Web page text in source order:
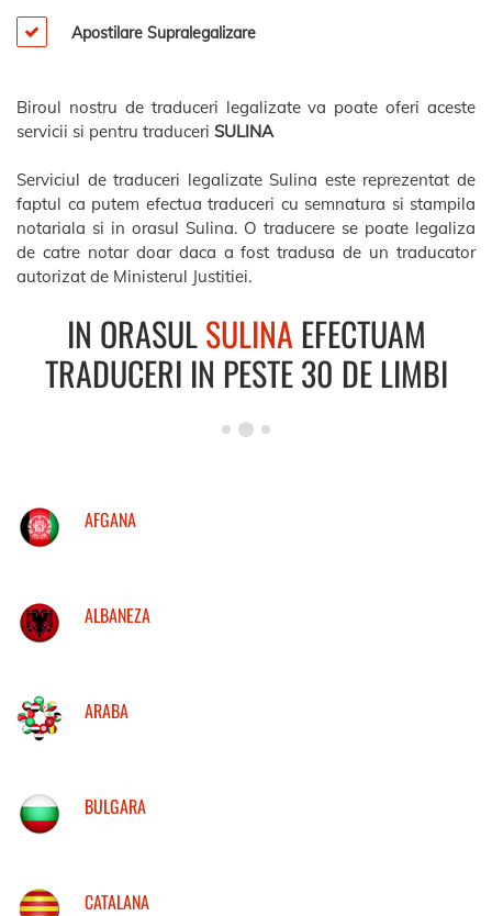
Apostilare Supralegalizare
Biroul nostru de traduceri legalizate va poate oferi aceste
servicii si pentru traduceri SULINA
Serviciul de traduceri legalizate Sulina este reprezentat de
faptul ca putem efectua traduceri cu semnatura si stampila
notariala si in orasul Sulina. O traducere se poate legaliza
de catre notar doar daca a fost tradusa de un traducator
autorizat de Ministerul Justitiei.
IN ORASULSULINA EFECTUAM
TRADUCERI IN PESTE 30 DE LIMBI
AFGANA
ALBANEZA
ARABA
BULGARA
CATALANA